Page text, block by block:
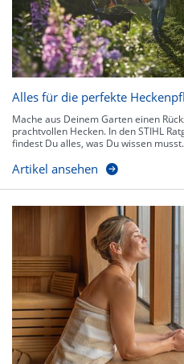
Alles für die perfekte
Mache aus Deinem Garten einen
prachtvollen Hecken. In den STIHL
findest Du alles, was Du wissen musst.
Artikel ansehen